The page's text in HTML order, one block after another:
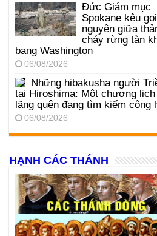
Đức Giám mục
Spokane kêu
nguyện giữa
cháy rừng tàn
bang Washington
06/08/2026
Những hibakusha người
tại Hiroshima: Một chương
lãng quên đang tìm kiếm công
06/08/2026
HẠNH CÁC THÁNH